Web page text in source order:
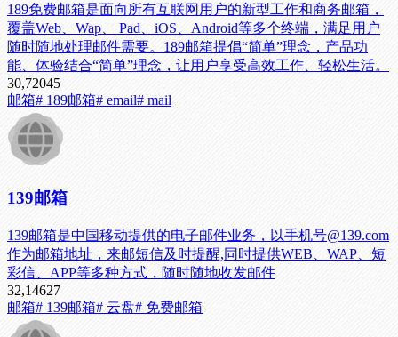
189免费邮箱是面向所有互联网用户的新型工作和商务邮箱，
覆盖Web、Wap、 Pad、iOS、Android等多个终端，满足用户
随时随地处理邮件需要。189邮箱提倡“简单”理念，产品功
能、体验结合“简单”理念，让用户享受高效工作、轻松生活。
30,72045
邮箱# 189邮箱# email# mail
139邮箱
139邮箱是中国移动提供的电子邮件业务，以手机号@139.com
作为邮箱地址，来邮短信及时提醒,同时提供WEB、WAP、短
彩信、APP等多种方式，随时随地收发邮件
32,14627
邮箱# 139邮箱# 云盘# 免费邮箱